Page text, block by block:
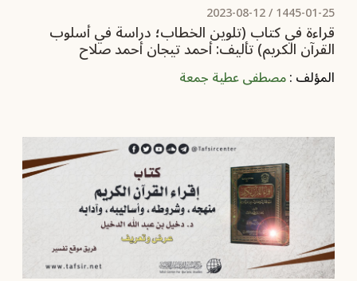
1445-01-25 /
2023-08-12
قراءة في كتاب (تلوين الخطاب؛ دراسة في أسلوب
القرآن الكريم) تأليف: أحمد تيجان أحمد صلاح
المؤلف :مصطفى عطية جمعة